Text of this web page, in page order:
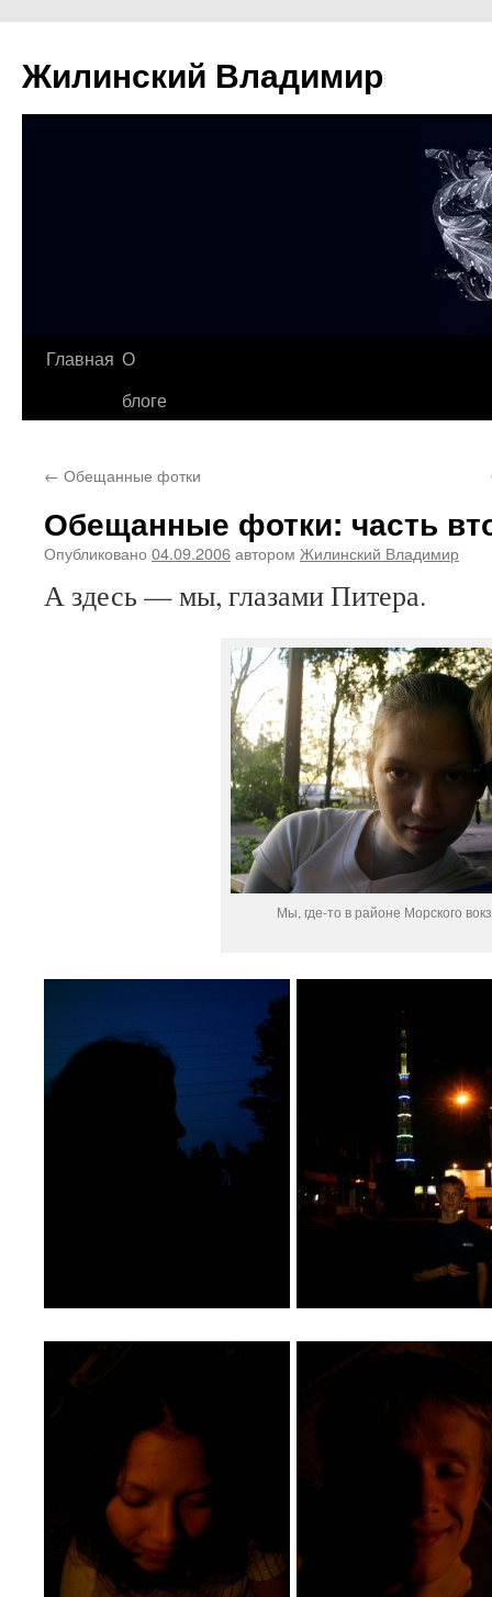
Жилинский Владимир
Перейти
Главная О
блоге
← Обещанные фотки
Обещанные фотки: часть
Опубликовано 04.09.2006автором Жилинский Владимир
А здесь — мы, глазами Питера.
Мы, где-то в районе Морского